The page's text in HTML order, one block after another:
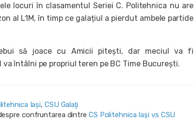
locuri în clasamentul Seriei C. Politehnica nu are
al L1M, în timp ce galațiul a pierdut ambele partide
să joace cu Amicii pitești, dar meciul va fi
întâlni pe propriul teren pe BC Time București.
Iași, CSU Galaţi
confruntarea dintre CS Politehnica Iași vs CSU